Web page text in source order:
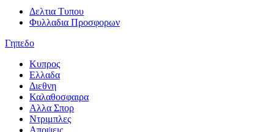
Δελτια Τυπου
Φυλλαδια Προσφορων
Γηπεδο
Κυπρος
Ελλαδα
Διεθνη
Καλαθοσφαιρα
Αλλα Σπορ
Ντριμπλες
Αποψεις